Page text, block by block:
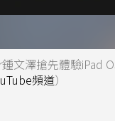
鍾文澤搶先體驗
頻道）